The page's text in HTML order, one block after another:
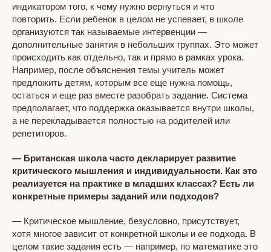
индикатором того, к чему нужно вернуться и что
повторить. Если ребенок в целом не успевает, в школе
организуются так называемые интервенции —
дополнительные занятия в небольших группах. Это может
происходить как отдельно, так и прямо в рамках урока.
Например, после объяснения темы учитель может
предложить детям, которым все еще нужна помощь,
остаться и еще раз вместе разобрать задание. Система
предполагает, что поддержка оказывается внутри школы,
а не перекладывается полностью на родителей или
репетиторов.
— Британская школа часто декларирует развитие
критического мышления и индивидуальности. Как это
реализуется на практике в младших классах? Есть ли
конкретные примеры заданий или подходов?
— Критическое мышление, безусловно, присутствует,
хотя многое зависит от конкретной школы и ее подхода. В
целом такие задания есть — например, по математике это